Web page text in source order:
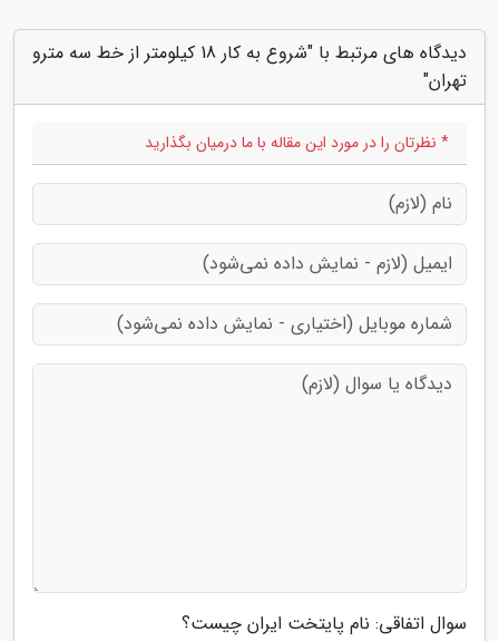
دیدگاه های مرتبط با "شروع به کار 18 کیلومتر از خط سه مترو
تهران"
* نظرتان را در مورد این مقاله با ما درمیان بگذارید
سوال اتفاقی: نام پایتخت ایران چیست؟